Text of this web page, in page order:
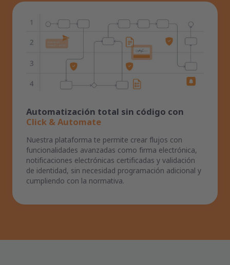
Automatización total sin código con
Click & Automate
Nuestra plataforma te permite crear flujos con
funcionalidades avanzadas como firma electrónica,
notificaciones electrónicas certificadas y validación
de identidad, sin necesidad programación adicional y
cumpliendo con la normativa.